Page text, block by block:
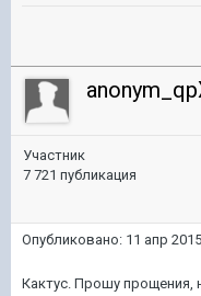
Участник
7 721 публикация
Опубликовано: 11 апр
Кактус. Прошу прощения,